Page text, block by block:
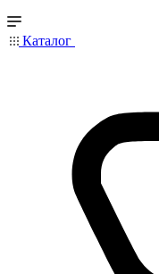
Каталог